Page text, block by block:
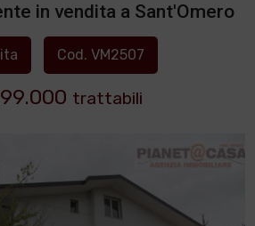
in vendita a Sant'Omero
Cod. VM2507
trattabili